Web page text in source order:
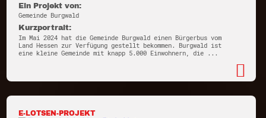
Ein Projekt von:
Gemeinde Burgwald
Kurzportrait:
Im Mai 2024 hat die Gemeinde Burgwald einen Bürgerbus vom
Land Hessen zur Verfügung gestellt bekommen. Burgwald ist
eine kleine Gemeinde mit knapp 5.000 Einwohnern, die ...
E-LOTSEN-PROJEKT